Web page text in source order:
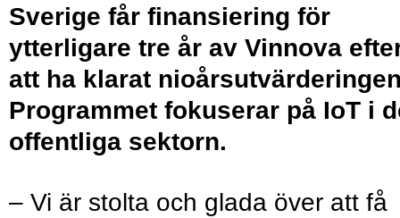
Sverige får finansiering för
ytterligare tre år av Vinnova
att ha klarat
Programmet fokuserar på IoT i
offentliga sektorn.
– Vi är stolta och glada över att få